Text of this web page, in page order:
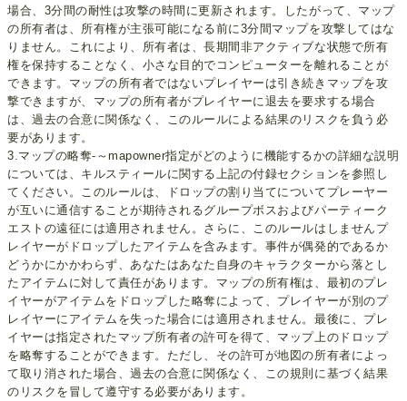
場合、3分間の耐性は攻撃の時間に更新されます。したがって、マップ
の所有者は、所有権が主張可能になる前に3分間マップを攻撃してはな
りません。これにより、所有者は、長期間非アクティブな状態で所有
権を保持することなく、小さな目的でコンピューターを離れることが
できます。マップの所有者ではないプレイヤーは引き続きマップを攻
撃できますが、マップの所有者がプレイヤーに退去を要求する場合
は、過去の合意に関係なく、このルールによる結果のリスクを負う必
要があります。
3.マップの略奪-～mapowner指定がどのように機能するかの詳細な説明
については、キルスティールに関する上記の付録セクションを参照し
てください。このルールは、ドロップの割り当てについてプレーヤー
が互いに通信することが期待されるグループボスおよびパーティーク
エストの遠征には適用されません。さらに、このルールはしませんプ
レイヤーがドロップしたアイテムを含みます。事件が偶発的であるか
どうかにかかわらず、あなたはあなた自身のキャラクターから落とし
たアイテムに対して責任があります。マップの所有権は、最初のプレ
イヤーがアイテムをドロップした略奪によって、プレイヤーが別のプ
レイヤーにアイテムを失った場合には適用されません。最後に、プレ
イヤーは指定されたマップ所有者の許可を得て、マップ上のドロップ
を略奪することができます。ただし、その許可が地図の所有者によっ
て取り消された場合、過去の合意に関係なく、この規則に基づく結果
のリスクを冒して遵守する必要があります。